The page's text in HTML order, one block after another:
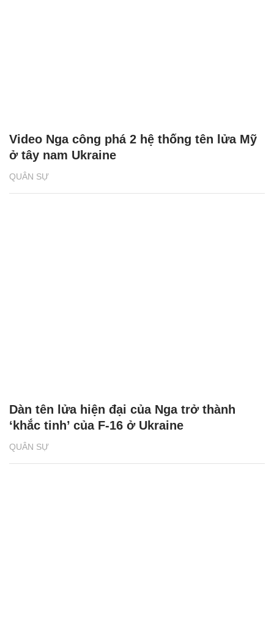
QUÂN SỰ
Video Nga công phá 2 hệ thống tên lửa Mỹ
ở tây nam Ukraine
QUÂN SỰ
Dàn tên lửa hiện đại của Nga trở thành
‘khắc tinh’ của F-16 ở Ukraine